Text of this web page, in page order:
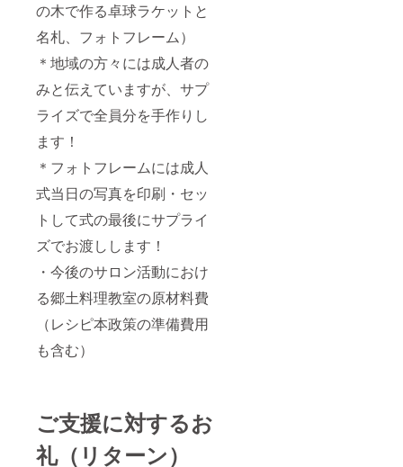
の木で作る卓球ラケットと
名札、フォトフレーム）
＊地域の方々には成人者の
みと伝えていますが、サプ
ライズで全員分を手作りし
ます！
＊フォトフレームには成人
式当日の写真を印刷・セッ
トして式の最後にサプライ
ズでお渡しします！
・今後のサロン活動におけ
る郷土料理教室の原材料費
（レシピ本政策の準備費用
も含む）
ご支援に対するお
礼（リターン）